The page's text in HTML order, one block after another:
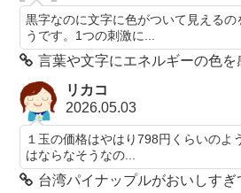
黒字なのに文字に色がついて見える
うです。1つの刺激に...
言葉や文字にエネルギーの色を
リカコ
2026.05.03
１玉の価格はやはり798円くらいの
はならなそうなの...
台湾パイナップルがおいしすぎ